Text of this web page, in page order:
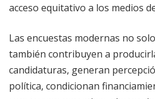
acceso equitativo a los medios
Las encuestas modernas no
también contribuyen a
candidaturas, generan
política, condicionan